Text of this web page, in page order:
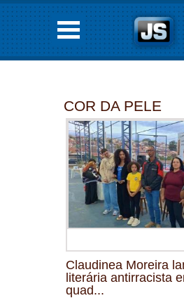
COR DA PELE
Claudinea Moreira
literária antirracista
quad...